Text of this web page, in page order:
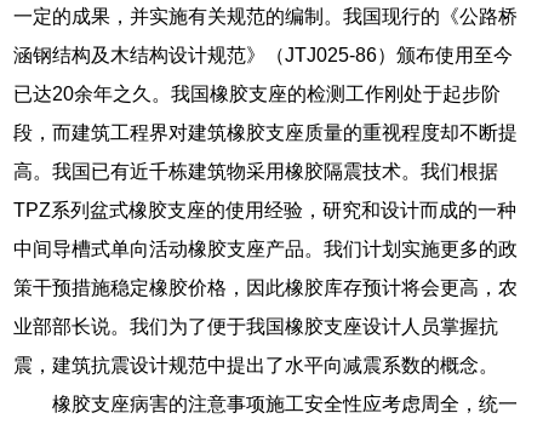
一定的成果，并实施有关规范的编制。我国现行的《公路桥
涵钢结构及木结构设计规范》（JTJ025-86）颁布使用至今
已达20余年之久。我国橡胶支座的检测工作刚处于起步阶
段，而建筑工程界对建筑橡胶支座质量的重视程度却不断提
高。我国已有近千栋建筑物采用橡胶隔震技术。我们根据
TPZ系列盆式橡胶支座的使用经验，研究和设计而成的一种
中间导槽式单向活动橡胶支座产品。我们计划实施更多的政
策干预措施稳定橡胶价格，因此橡胶库存预计将会更高，农
业部部长说。我们为了便于我国橡胶支座设计人员掌握抗
震，建筑抗震设计规范中提出了水平向减震系数的概念。
橡胶支座病害的注意事项施工安全性应考虑周全，统一